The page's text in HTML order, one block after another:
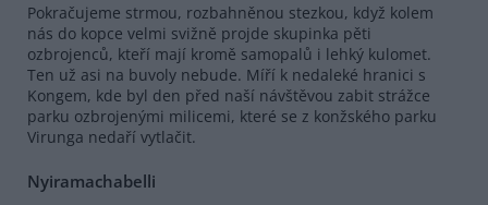
Pokračujeme strmou, rozbahněnou stezkou, když kolem
nás do kopce velmi svižně projde skupinka pěti
ozbrojenců, kteří mají kromě samopalů i lehký kulomet.
Ten už asi na buvoly nebude. Míří k nedaleké hranici s
Kongem, kde byl den před naší návštěvou zabit strážce
parku ozbrojenými milicemi, které se z konžského parku
Virunga nedaří vytlačit.
Nyiramachabelli